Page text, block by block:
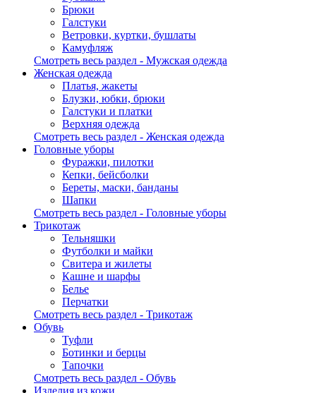
Брюки
Галстуки
Ветровки, куртки, бушлаты
Камуфляж
Смотреть весь раздел - Мужская одежда
Женская одежда
Платья, жакеты
Блузки, юбки, брюки
Галстуки и платки
Верхняя одежда
Смотреть весь раздел - Женская одежда
Головные уборы
Фуражки, пилотки
Кепки, бейсболки
Береты, маски, банданы
Шапки
Смотреть весь раздел - Головные уборы
Трикотаж
Тельняшки
Футболки и майки
Свитера и жилеты
Кашне и шарфы
Белье
Перчатки
Смотреть весь раздел - Трикотаж
Обувь
Туфли
Ботинки и берцы
Тапочки
Смотреть весь раздел - Обувь
Изделия из кожи